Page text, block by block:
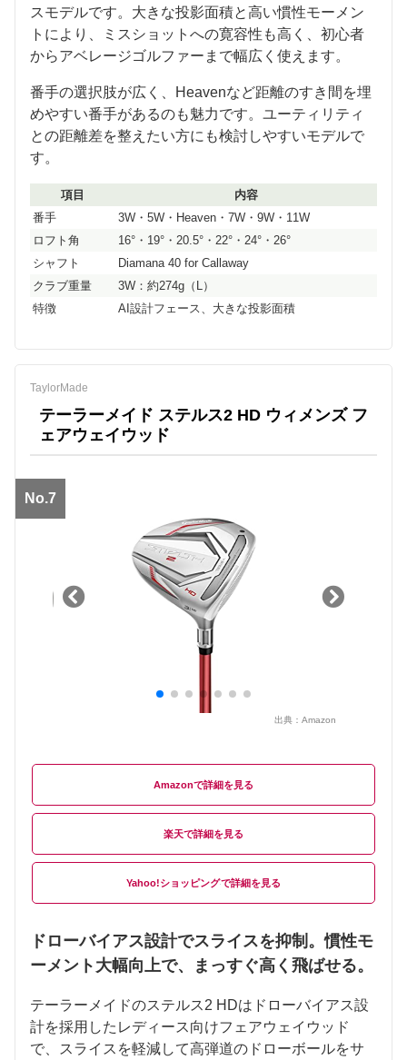
スモデルです。大きな投影面積と高い慣性モーメン
トにより、ミスショットへの寛容性も高く、初心者
からアベレージゴルファーまで幅広く使えます。
番手の選択肢が広く、Heavenなど距離のすき間を埋
めやすい番手があるのも魅力です。ユーティリティ
との距離差を整えたい方にも検討しやすいモデルで
す。
項目
内容
番手
3W・5W・Heaven・7W・9W・11W
ロフト角
16°・19°・20.5°・22°・24°・26°
シャフト
Diamana 40 for Callaway
クラブ重量
3W：約274g（L）
特徴
AI設計フェース、大きな投影面積
TaylorMade
テーラーメイド ステルス2 HD ウィメンズ フ
ェアウェイウッド
No.7
出典： Amazon
Amazon
楽天
Yahoo!ショッピング
ドローバイアス設計でスライスを抑制。慣性モ
ーメント大幅向上で、まっすぐ高く飛ばせる。
テーラーメイドのステルス2 HDはドローバイアス設
計を採用したレディース向けフェアウェイウッド
で、スライスを軽減して高弾道のドローボールをサ